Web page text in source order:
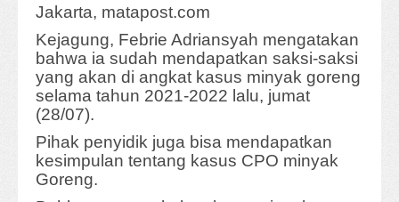
Jakarta, matapost.com
Kejagung, Febrie Adriansyah mengatakan
bahwa ia sudah mendapatkan saksi-saksi
yang akan di angkat kasus minyak goreng
selama tahun 2021-2022 lalu, jumat
(28/07).
Pihak penyidik juga bisa mendapatkan
kesimpulan tentang kasus CPO minyak
Goreng.